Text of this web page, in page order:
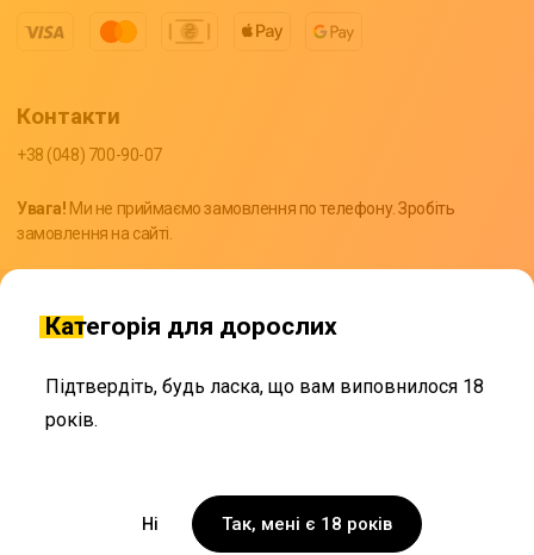
Контакти
+38 (048) 700-90-07
Увага! Ми не приймаємо замовлення по телефону. Зробіть
замовлення на сайті.
Категорія для дорослих
Підтвердіть, будь ласка, що вам виповнилося 18
років.
Ні Так, мені є 18 років